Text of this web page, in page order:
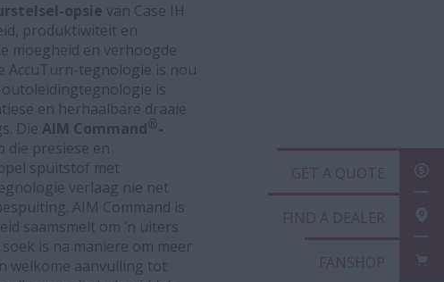
opsie van Case IH
produktiwiteit en
moegheid en verhoogde
AccuTurn-tegnologie is nou
is
en herhaalbare draaie
Die AIM Command®-
die presiese en
spuitstof met
verlaag nie net
AIM Command is
saamsmelt om ’n uiters
is na maniere om meer
welkome aanvulling tot